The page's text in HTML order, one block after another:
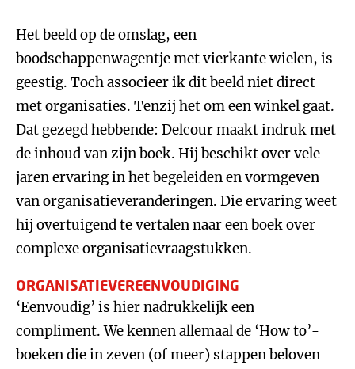
Het beeld op de omslag, een
boodschappenwagentje met vierkante wielen, is
geestig. Toch associeer ik dit beeld niet direct
met organisaties. Tenzij het om een winkel gaat.
Dat gezegd hebbende: Delcour maakt indruk met
de inhoud van zijn boek. Hij beschikt over vele
jaren ervaring in het begeleiden en vormgeven
van organisatieveranderingen. Die ervaring weet
hij overtuigend te vertalen naar een boek over
complexe organisatievraagstukken.
ORGANISATIEVEREENVOUDIGING
‘Eenvoudig’ is hier nadrukkelijk een
compliment. We kennen allemaal de ‘How to’-
boeken die in zeven (of meer) stappen beloven